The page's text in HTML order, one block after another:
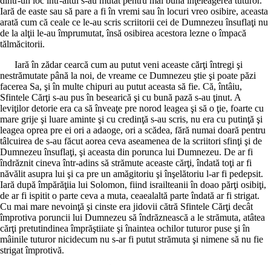
Iară de easte sau să pare a fi în vremi sau în locuri vreo osibire, aceasta
arată cum că ceale ce le-au scris scriitorii cei de Dumnezeu însuflaţi nu
de la alţii le-au împrumutat, însă osibirea acestora lezne o împacă
tălmăcitorii.
Iară în zădar cearcă cum au putut veni aceaste cărţi întregi şi
nestrămutate până la noi, de vreame ce Dumnezeu ştie şi poate păzi
facerea Sa, şi în multe chipuri au putut aceasta să fie. Că, întâiu,
Sfintele Cărţi s-au pus în besearică şi cu bună pază s-au ţinut. A
leviţilor detorie era ca să înveaţe pre norod leagea şi să o ţie, foarte cu
mare grije şi luare aminte şi cu credinţă s-au scris, nu era cu putinţă şi
leagea oprea pre ei ori a adaoge, ori a scădea, fără numai doară pentru
tâlcuirea de s-au făcut aorea ceva aseamenea de la scriitori sfinţi şi de
Dumnezeu însuflaţi, şi aceasta din porunca lui Dumnezeu. De ar fi
îndrăznit cineva într-adins să strămute aceaste cărţi, îndată toţi ar fi
năvălit asupra lui şi ca pre un amăgitoriu şi înşelătoriu l-ar fi pedepsit.
Iară după împărăţiia lui Solomon, fiind israilteanii în doao părţi osibiţi,
de ar fi ispitit o parte ceva a muta, ceaealaltă parte îndată ar fi strigat.
Cu mai mare nevoinţă şi cinste era jidovii cătră Sfintele Cărţi decât
împrotiva poruncii lui Dumnezeu să îndrăznească a le strămuta, atâtea
cărţi pretutindinea împrăştiiate şi înaintea ochilor tuturor puse şi în
mâinile tuturor nicidecum nu s-ar fi putut strămuta şi nimene să nu fie
strigat împrotivă.